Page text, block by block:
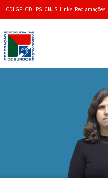
CDLGP CDHPS CNJS Links Reclamações